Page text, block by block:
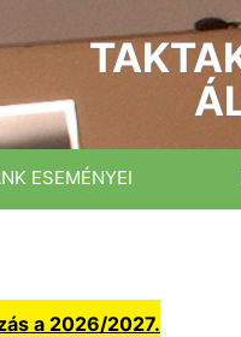
ESEMÉNYEI
a 2026/2027.